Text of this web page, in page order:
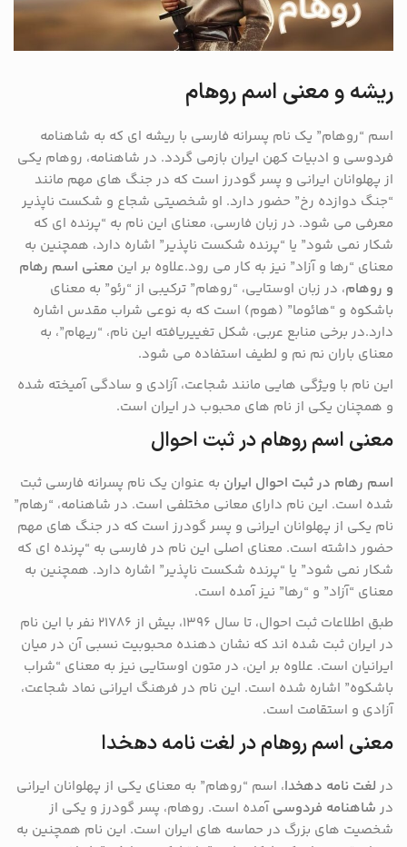
ریشه و معنی اسم روهام
اسم “روهام” یک نام پسرانه فارسی با ریشه ای که به شاهنامه
فردوسی و ادبیات کهن ایران بازمی گردد. در شاهنامه، روهام یکی
از پهلوانان ایرانی و پسر گودرز است که در جنگ های مهم مانند
“جنگ دوازده رخ” حضور دارد. او شخصیتی شجاع و شکست ناپذیر
معرفی می شود. در زبان فارسی، معنای این نام به “پرنده ای که
شکار نمی شود” یا “پرنده شکست ناپذیر” اشاره دارد، همچنین به
معنای “رها و آزاد” نیز به کار می رود.علاوه بر این معنی اسم رهام
و روهام، در زبان اوستایی، “روهام” ترکیبی از “رئو” به معنای
باشکوه و “هائوما” (هوم) است که به نوعی شراب مقدس اشاره
دارد​.در برخی منابع عربی، شکل تغییریافته این نام، “ریهام”، به
معنای باران نم نم و لطیف استفاده می شود.
این نام با ویژگی هایی مانند شجاعت، آزادی و سادگی آمیخته شده
و همچنان یکی از نام های محبوب در ایران است.
معنی اسم روهام در ثبت احوال
اسم رهام در ثبت احوال ایران به عنوان یک نام پسرانه فارسی ثبت
شده است. این نام دارای معانی مختلفی است. در شاهنامه، “رهام”
نام یکی از پهلوانان ایرانی و پسر گودرز است که در جنگ های مهم
حضور داشته است. معنای اصلی این نام در فارسی به “پرنده ای که
شکار نمی شود” یا “پرنده شکست ناپذیر” اشاره دارد. همچنین به
معنای “آزاد” و “رها” نیز آمده است.
طبق اطلاعات ثبت احوال، تا سال ۱۳۹۶، بیش از ۲۱۷۸۶ نفر با این نام
در ایران ثبت شده اند که نشان دهنده محبوبیت نسبی آن در میان
ایرانیان است. علاوه بر این، در متون اوستایی نیز به معنای “شراب
باشکوه” اشاره شده است. این نام در فرهنگ ایرانی نماد شجاعت،
آزادی و استقامت است.
معنی اسم روهام در لغت نامه دهخدا
در لغت نامه دهخدا، اسم “روهام” به معنای یکی از پهلوانان ایرانی
در شاهنامه فردوسیآمده است. روهام، پسر گودرز و یکی از
شخصیت های بزرگ در حماسه های ایران است. این نام همچنین به